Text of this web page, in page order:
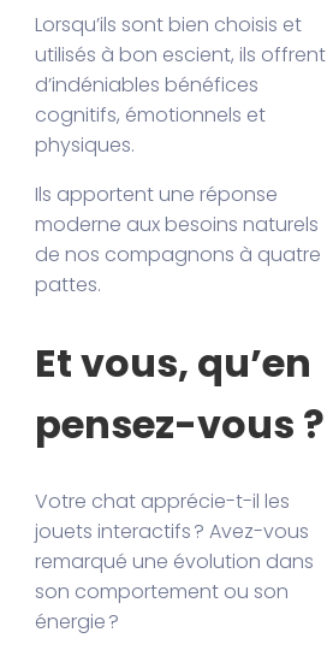
Lorsqu’ils sont bien choisis et
utilisés à bon escient, ils offrent
d’indéniables bénéfices
cognitifs, émotionnels et
physiques.
Ils apportent une réponse
moderne aux besoins naturels
de nos compagnons à quatre
pattes.
Et vous, qu’en
pensez-vous ?
Votre chat apprécie-t-il les
jouets interactifs ? Avez-vous
remarqué une évolution dans
son comportement ou son
énergie ?